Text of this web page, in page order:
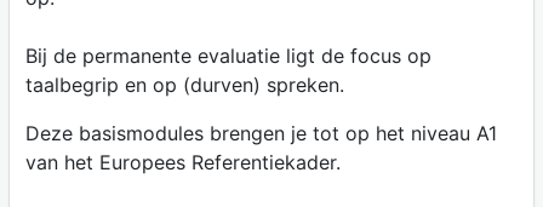
Bij de permanente evaluatie ligt de focus op
taalbegrip en op (durven) spreken.
Deze basismodules brengen je tot op het niveau A1
van het Europees Referentiekader.